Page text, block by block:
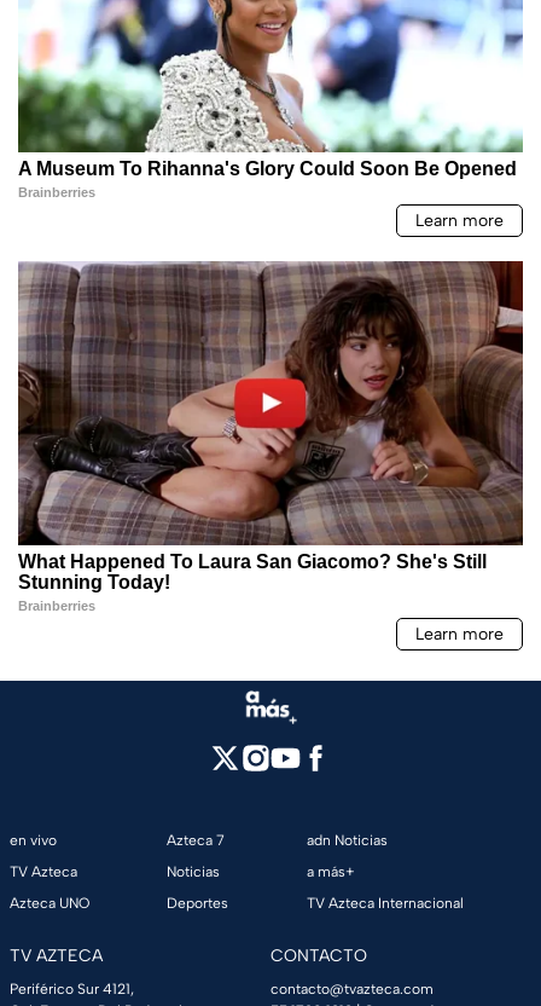
en vivo
TV Azteca
Azteca UNO
Azteca 7
Noticias
Deportes
adn Noticias
a más+
TV Azteca Internacional
TV AZTECA
Periférico Sur 4121,
CONTACTO
contacto@tvazteca.com